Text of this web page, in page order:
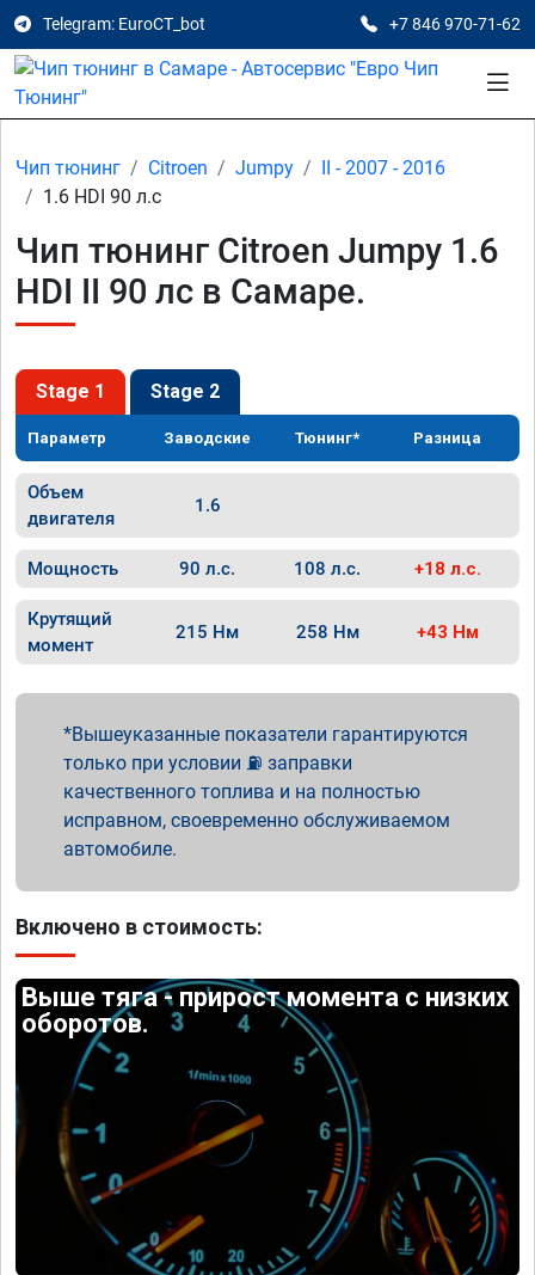
Telegram: EuroCT_bot +7 846 970-71-62
Чип тюнинг Citroen Jumpy
II - 2007 - 2016
1.6 HDI 90 л.с
Чип тюнинг Citroen Jumpy 1.6
HDI II 90 лс в Самаре.
Stage 1 Stage 2
Параметр Заводские Тюнинг* Разница
Объем
двигателя
1.6
Мощность 90 л.с. 108 л.с. +18 л.с.
Крутящий
момент
215 Нм 258 Нм +43 Нм
Вышеуказанные показатели гарантируются
только при условии ⛽ заправки
качественного топлива и на полностью
исправном, своевременно обслуживаемом
автомобиле.
Включено в стоимость:
Выше тяга - прирост момента с низких
оборотов.